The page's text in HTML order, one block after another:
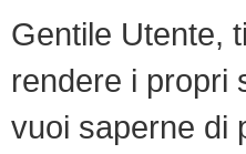
Gentile Utente,
rendere i propri
vuoi saperne di